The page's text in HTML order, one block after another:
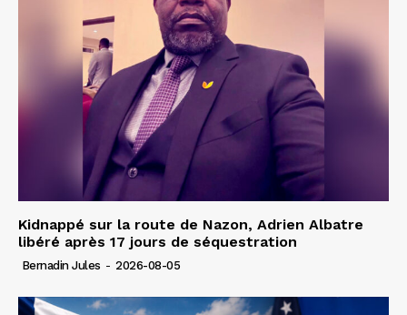
Kidnappé sur la route de Nazon, Adrien Albatre
libéré après 17 jours de séquestration
Bernadin Jules - 2026-08-05